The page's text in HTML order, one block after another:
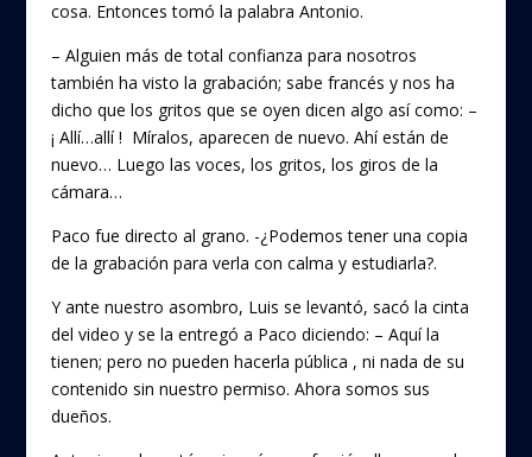
cosa. Entonces tomó la palabra Antonio.
– Alguien más de total confianza para nosotros
también ha visto la grabación; sabe francés y nos ha
dicho que los gritos que se oyen dicen algo así como: –
¡ Allí…allí ! Míralos, aparecen de nuevo. Ahí están de
nuevo… Luego las voces, los gritos, los giros de la
cámara…
Paco fue directo al grano. -¿Podemos tener una copia
de la grabación para verla con calma y estudiarla?.
Y ante nuestro asombro, Luis se levantó, sacó la cinta
del video y se la entregó a Paco diciendo: – Aquí la
tienen; pero no pueden hacerla pública , ni nada de su
contenido sin nuestro permiso. Ahora somos sus
dueños.